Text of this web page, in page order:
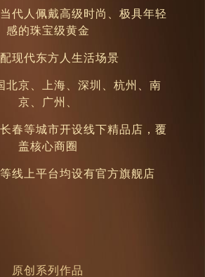
代人佩戴高级时尚、极具年轻
感的珠宝级黄金
现代东方人生活场景
北京、上海、深圳、杭州、南
京、广州、
春等城市开设线下精品店，覆
盖核心商圈
线上平台均设有官方旗舰店
原创系列作品